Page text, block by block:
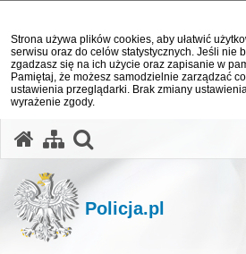
Strona używa plików cookies, aby ułatwić
serwisu oraz do celów statystycznych. Jeśli nie
zgadzasz się na ich użycie oraz zapisanie w
Pamiętaj, że możesz samodzielnie zarządzać
ustawienia przeglądarki. Brak zmiany
wyrażenie zgody.
Policja.pl